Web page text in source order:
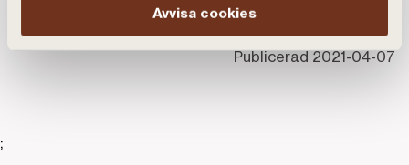
Avvisa cookies
Publicerad2021-04-07
;